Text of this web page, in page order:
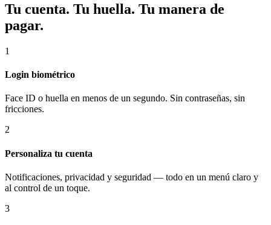
Tu cuenta. Tu huella. Tu manera de
pagar.
1
Login biométrico
Face ID o huella en menos de un segundo. Sin contraseñas, sin
fricciones.
2
Personaliza tu cuenta
Notificaciones, privacidad y seguridad — todo en un menú claro y
al control de un toque.
3